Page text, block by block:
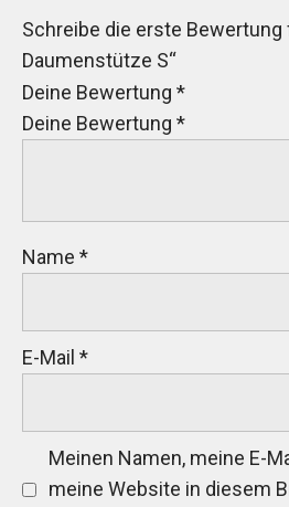
Schreibe die erste Bewertung
Daumenstütze S“
Deine Bewertung *
Deine Bewertung *
Name *
E-Mail *
Meinen Namen, meine E-
meine Website in diesem